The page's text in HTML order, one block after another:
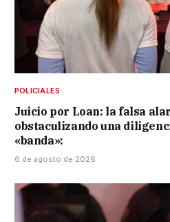
POLICIALES
Juicio por Loan: la falsa
obstaculizando una
«banda»:
6 de agosto de 2026